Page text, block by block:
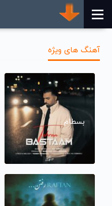
آهنگ های ویژه
بسطام